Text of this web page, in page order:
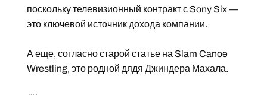
поскольку телевизионный контракт с Sony Six —
это ключевой источник дохода компании.
А еще, согласно старой статье на Slam Canoe
Wrestling, это родной дядя Джиндера Махала.